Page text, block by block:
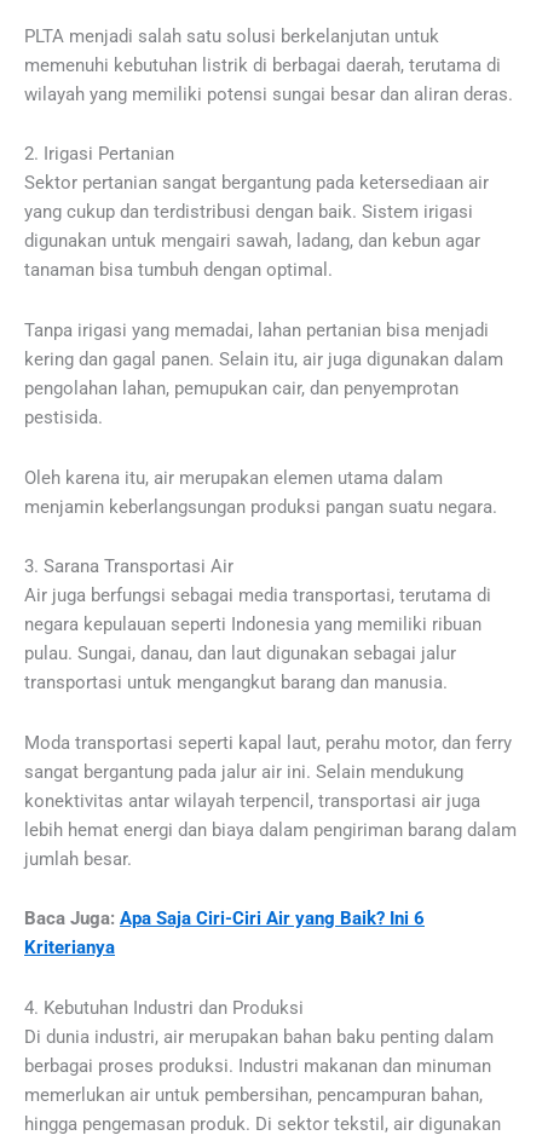
PLTA menjadi salah satu solusi berkelanjutan untuk
memenuhi kebutuhan listrik di berbagai daerah, terutama di
wilayah yang memiliki potensi sungai besar dan aliran deras.
2. Irigasi Pertanian
Sektor pertanian sangat bergantung pada ketersediaan air
yang cukup dan terdistribusi dengan baik. Sistem irigasi
digunakan untuk mengairi sawah, ladang, dan kebun agar
tanaman bisa tumbuh dengan optimal.
Tanpa irigasi yang memadai, lahan pertanian bisa menjadi
kering dan gagal panen. Selain itu, air juga digunakan dalam
pengolahan lahan, pemupukan cair, dan penyemprotan
pestisida.
Oleh karena itu, air merupakan elemen utama dalam
menjamin keberlangsungan produksi pangan suatu negara.
3. Sarana Transportasi Air
Air juga berfungsi sebagai media transportasi, terutama di
negara kepulauan seperti Indonesia yang memiliki ribuan
pulau. Sungai, danau, dan laut digunakan sebagai jalur
transportasi untuk mengangkut barang dan manusia.
Moda transportasi seperti kapal laut, perahu motor, dan ferry
sangat bergantung pada jalur air ini. Selain mendukung
konektivitas antar wilayah terpencil, transportasi air juga
lebih hemat energi dan biaya dalam pengiriman barang dalam
jumlah besar.
Baca Juga: Apa Saja Ciri-Ciri Air yang Baik? Ini 6
Kriterianya
4. Kebutuhan Industri dan Produksi
Di dunia industri, air merupakan bahan baku penting dalam
berbagai proses produksi. Industri makanan dan minuman
memerlukan air untuk pembersihan, pencampuran bahan,
hingga pengemasan produk. Di sektor tekstil, air digunakan